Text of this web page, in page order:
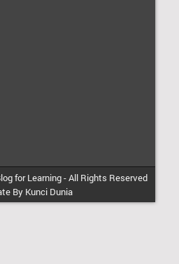
for Learning-All Rights Reserved
By Kunci Dunia